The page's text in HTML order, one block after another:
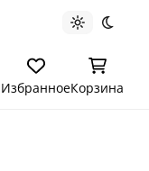
Светлая
ИзбранноеКорзина